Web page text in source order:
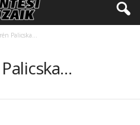
Palicska…